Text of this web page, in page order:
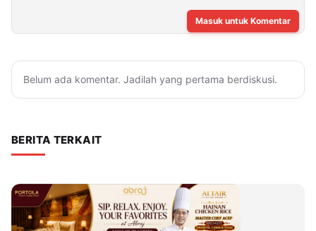
Masuk untuk Komentar
Belum ada komentar. Jadilah yang pertama berdiskusi.
BERITA TERKAIT